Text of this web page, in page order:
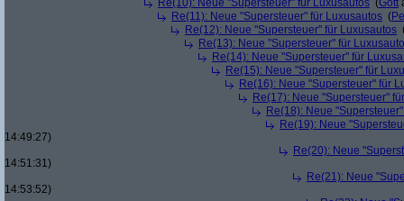
Re(10): Neue "Supersteuer" für Luxusautos (Gott
Re(11): Neue "Supersteuer" für Luxusautos (
Re(12): Neue "Supersteuer" für Luxusautos
Re(13): Neue "Supersteuer" für
Re(14): Neue "Supersteuer" für
Re(15): Neue "Supersteuer" für
Re(16): Neue "Supersteuer" für
Re(17): Neue "Supersteuer"
Re(18): Neue
Re(19): Neue
14:49:27)
Re(20): Neue
14:51:31)
Re(21): Neue
14:53:52)